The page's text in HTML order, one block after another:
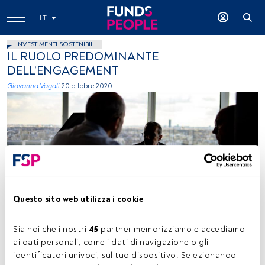
Questo sito web utilizza i cookie
Sia noi che i nostri 45 partner memorizziamo e accediamo
ai dati personali, come i dati di navigazione o gli
identificatori univoci, sul tuo dispositivo. Selezionando
IT
INVESTIMENTI SOSTENIBILI
IL RUOLO PREDOMINANTE
DELL’ENGAGEMENT
Giovanna Vagali 20 ottobre 2020
Tempo di lettura:2 min.